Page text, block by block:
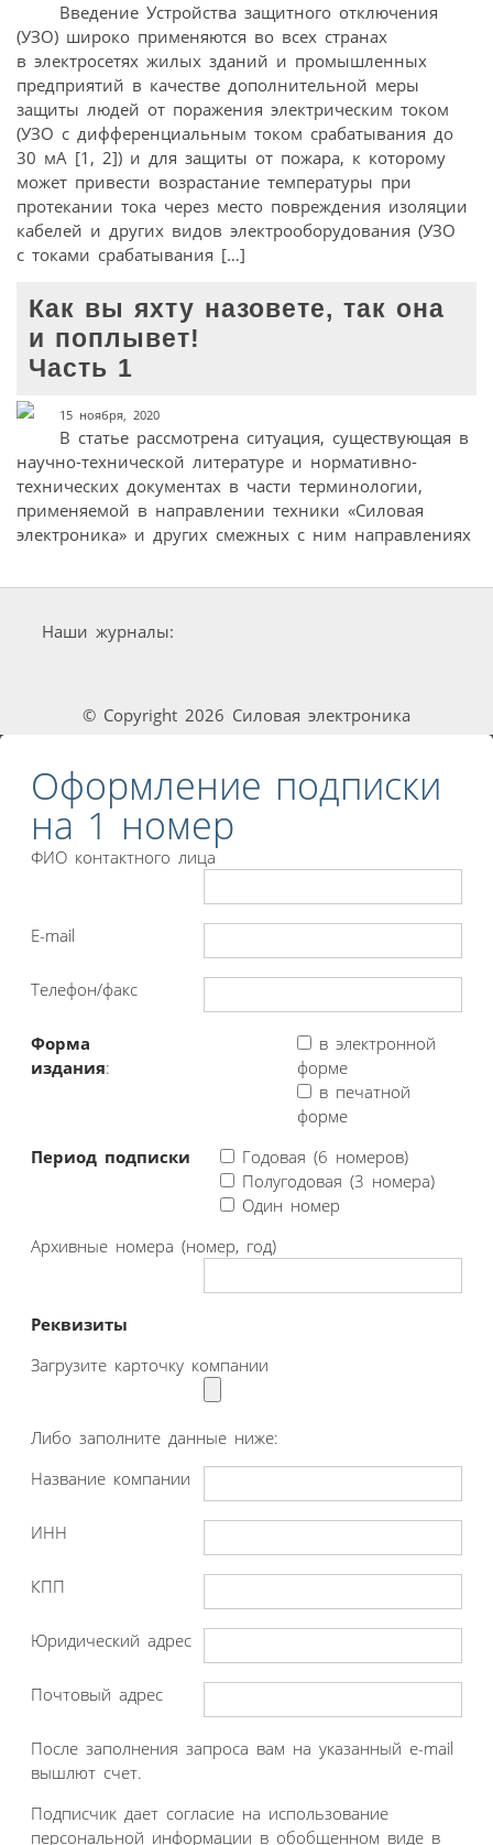
Введение Устройства защитного отключения
(УЗО) широко применяются во всех странах
в электросетях жилых зданий и промышленных
предприятий в качестве дополнительной меры
защиты людей от поражения электрическим током
(УЗО с дифференциальным током срабатывания до
30 мА [1, 2]) и для защиты от пожара, к которому
может привести возрастание температуры при
протекании тока через место повреждения изоляции
кабелей и других видов электрооборудования (УЗО
с токами срабатывания […]
Как вы яхту назовете, так она
и поплывет!
Часть 1
15 ноября, 2020
В статье рассмотрена ситуация, существующая в
научно-технической литературе и нормативно-
технических документах в части терминологии,
применяемой в направлении техники «Силовая
электроника» и других смежных с ним направлениях
Наши журналы:
© Copyright 2026 Силовая электроника
Оформление подписки
на 1 номер
ФИО контактного лица
E-mail
Телефон/факс
Форма
издания:
в электронной
форме
в печатной
форме
Период подписки
Годовая (6 номеров)
Полугодовая (3 номера)
Один номер
Архивные номера (номер, год)
Реквизиты
Загрузите карточку компании
Либо заполните данные ниже:
Название компании
ИНН
КПП
Юридический адрес
Почтовый адрес
После заполнения запроса вам на указанный e-mail
вышлют счет.
Подписчик дает согласие на использование
персональной информации в обобщенном виде в